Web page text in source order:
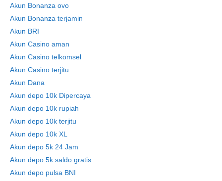
Akun Bonanza ovo
Akun Bonanza terjamin
Akun BRI
Akun Casino aman
Akun Casino telkomsel
Akun Casino terjitu
Akun Dana
Akun depo 10k Dipercaya
Akun depo 10k rupiah
Akun depo 10k terjitu
Akun depo 10k XL
Akun depo 5k 24 Jam
Akun depo 5k saldo gratis
Akun depo pulsa BNI